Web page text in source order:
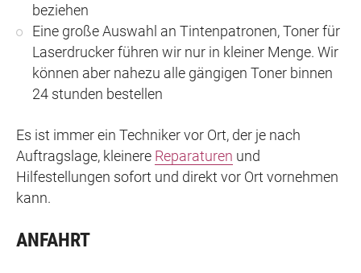
beziehen
Eine große Auswahl an Tintenpatronen, Toner für
Laserdrucker führen wir nur in kleiner Menge. Wir
können aber nahezu alle gängigen Toner binnen
24 stunden bestellen
Es ist immer ein Techniker vor Ort, der je nach
Auftragslage, kleinere Reparaturen und
Hilfestellungen sofort und direkt vor Ort vornehmen
kann.
ANFAHRT